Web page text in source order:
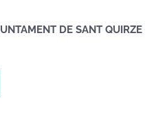
DE SANT QUIRZE